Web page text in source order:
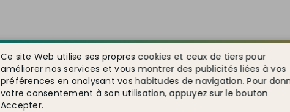
Ce site Web utilise ses propres cookies et ceux de tiers pour
améliorer nos services et vous montrer des publicités liées à vos
préférences en analysant vos habitudes de navigation. Pour
votre consentement à son utilisation, appuyez sur le bouton
Accepter.